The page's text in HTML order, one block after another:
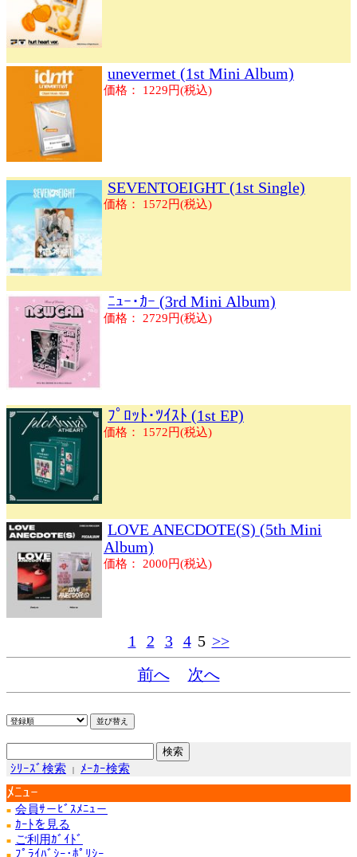
unevermet (1st Mini Album)
価格： 1229円(税込)
SEVENTOEIGHT (1st Single)
価格： 1572円(税込)
ﾆｭｰ･ｶｰ (3rd Mini Album)
価格： 2729円(税込)
ﾌﾟﾛｯﾄ･ﾂｲｽﾄ (1st EP)
価格： 1572円(税込)
LOVE ANECDOTE(S) (5th Mini
Album)
価格： 2000円(税込)
1 2 3 4 5 >>
前へ
次へ
ｼﾘｰｽﾞ検索 | ﾒｰｶｰ検索
ﾒﾆｭｰ
■ 会員ｻ－ﾋﾞｽﾒﾆｭ－
■ ｶｰﾄを見る
■ ご利用ｶﾞｲﾄﾞ
■ ﾌﾟﾗｲﾊﾞｼｰ･ﾎﾟﾘｼｰ